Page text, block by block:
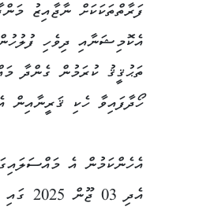
ފަރާތްތަކަކަށް ނާޖާއިޒު
އެކޮމިޝަނާއި ދިވެހި
ތަޙުޤީޤު ކުރަމުން ގެންދާ
ހޯދާފައިވާ ހެކި ޤަރީނާއިން
އެހެންކަމުން އެ
އެދި